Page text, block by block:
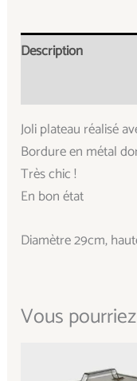
Description
Joli plateau réalisé
Bordure en métal
Très chic !
En bon état
Diamètre 29cm,
Vous